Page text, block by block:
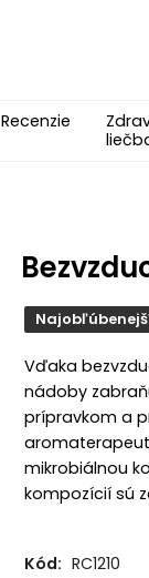
Recenzie
Vďaka
nádoby
prípravkom a
mikrobiálnou
kompozícií sú
Kód: RC1210